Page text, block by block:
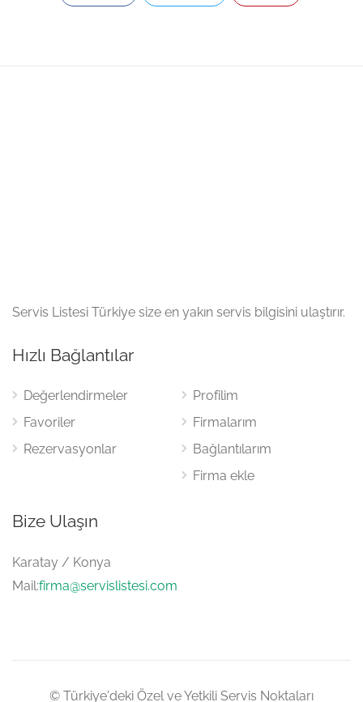
Servis Listesi Türkiye size en yakın servis bilgisini ulaştırır.
Hızlı Bağlantılar
Değerlendirmeler
Favoriler
Rezervasyonlar
Profilim
Firmalarım
Bağlantılarım
Firma ekle
Bize Ulaşın
Karatay / Konya
Mail:firma@servislistesi.com
© Türkiye'deki Özel ve Yetkili Servis Noktaları